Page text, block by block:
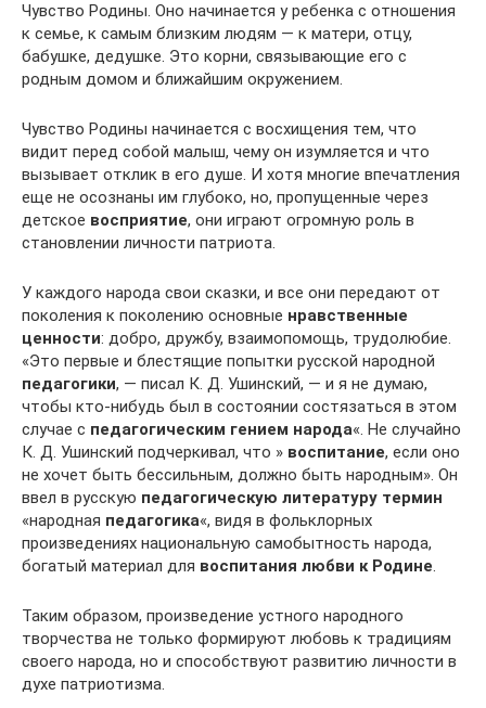
Чувство Родины. Оно начинается у ребенка с отношения
к семье, к самым близким людям — к матери, отцу,
бабушке, дедушке. Это корни, связывающие его с
родным домом и ближайшим окружением.
Чувство Родины начинается с восхищения тем, что
видит перед собой малыш, чему он изумляется и что
вызывает отклик в его душе. И хотя многие впечатления
еще не осознаны им глубоко, но, пропущенные через
детское восприятие, они играют огромную роль в
становлении личности патриота.
У каждого народа свои сказки, и все они передают от
поколения к поколению основные нравственные
ценности: добро, дружбу, взаимопомощь, трудолюбие.
«Это первые и блестящие попытки русской народной
педагогики, — писал К. Д. Ушинский, — и я не думаю,
чтобы кто-нибудь был в состоянии состязаться в этом
случае с педагогическим гением народа«. Не случайно
К. Д. Ушинский подчеркивал, что » воспитание, если оно
не хочет быть бессильным, должно быть народным». Он
ввел в русскую педагогическую литературу термин
«народная педагогика«, видя в фольклорных
произведениях национальную самобытность народа,
богатый материал для воспитания любви к Родине.
Таким образом, произведение устного народного
творчества не только формируют любовь к традициям
своего народа, но и способствуют развитию личности в
духе патриотизма.